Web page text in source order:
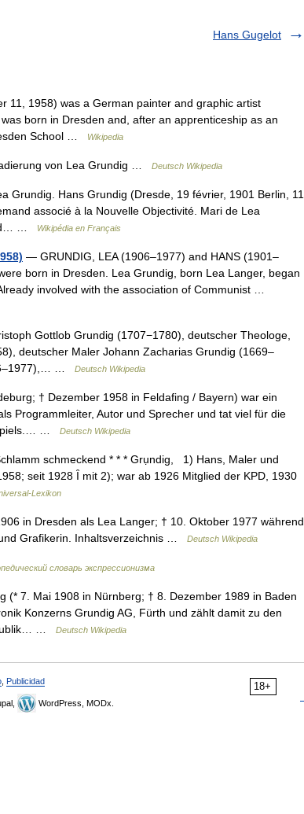
Hans Gugelot
11, 1958) was a German painter and graphic artist
born in Dresden and, after an apprenticeship as an
School …
Wikipedia
von Lea Grundig … Deutsch Wikipedia
Grundig. Hans Grundig (Dresde, 19 février, 1901 Berlin, 11
associé à la Nouvelle Objectivité. Mari de Lea
d… …
Wikipédia en Français
— GRUNDIG, LEA (1906–1977) and HANS (1901–
born in Dresden. Lea Grundig, born Lea Langer, began
involved with the association of Communist …
Gottlob Grundig (1707−1780), deutscher Theologe,
deutscher Maler Johann Zacharias Grundig (1669–
…
Deutsch Wikipedia
† Dezember 1958 in Feldafing / Bayern) war ein
Programmleiter, Autor und Sprecher und tat viel für die
…
Deutsch Wikipedia
schmeckend * * * Grụndig, 1) Hans, Maler und
seit 1928 Ȋ mit 2); war ab 1926 Mitglied der KPD, 1930
Lexikon
in Dresden als Lea Langer; † 10. Oktober 1977 während
Grafikerin. Inhaltsverzeichnis …
Deutsch Wikipedia
словарь экспрессионизма
7. Mai 1908 in Nürnberg; † 8. Dezember 1989 in Baden
Konzerns Grundig AG, Fürth und zählt damit zu den
…
Deutsch Wikipedia
18+
Publicidad
WordPress, MODx.